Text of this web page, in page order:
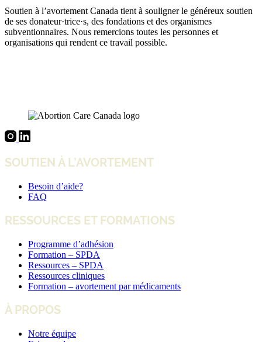
Soutien à l’avortement Canada tient à souligner le généreux soutien
de ses donateur·trice·s, des fondations et des organismes
subventionnaires. Nous remercions toutes les personnes et
organisations qui rendent ce travail possible.
SOUTIEN À L’AVORTEMENT
Besoin d’aide?
FAQ
RESSOURCES ET FORMATIONS
Programme d’adhésion
Formation – SPDA
Ressources – SPDA
Ressources cliniques
Formation – avortement par médicaments
À PROPOS
Notre équipe